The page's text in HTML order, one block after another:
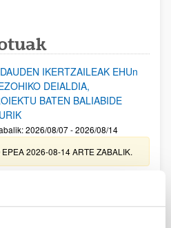
IKERTZAILEAK EHUn
DEIALDIA,
BATEN BALIABIDE
2026/08/07 - 2026/08/14
2026-08-14 ARTE ZABALIK.
eta Funts Bibliografikoak
2026